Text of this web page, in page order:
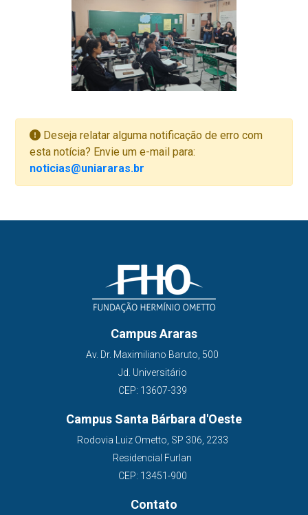
Deseja relatar alguma notificação de erro com
esta notícia? Envie um e-mail para:
noticias@uniararas.br
Campus Araras
Av. Dr. Maximiliano Baruto, 500
Jd. Universitário
CEP: 13607-339
Campus Santa Bárbara d'Oeste
Rodovia Luiz Ometto, SP 306, 2233
Residencial Furlan
CEP: 13451-900
Contato